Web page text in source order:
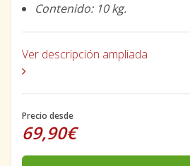
Contenido: 10 kg.
Ver descripción ampliada
Precio desde
69,90€